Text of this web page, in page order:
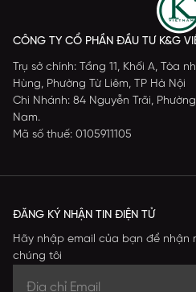
CÔNG TY CỔ PHẦN ĐẦU TƯ K&G
Trụ sở chính: Tầng 11, Khối A, Tòa
Hùng, Phường Từ Liêm, TP Hà Nội
Chi Nhánh: 84 Nguyễn Trãi,
Nam.
Mã số thuế: 0105911105
ĐĂNG KÝ NHẬN TIN ĐIỆN TỬ
Hãy nhập email của bạn để nhận
chúng tôi